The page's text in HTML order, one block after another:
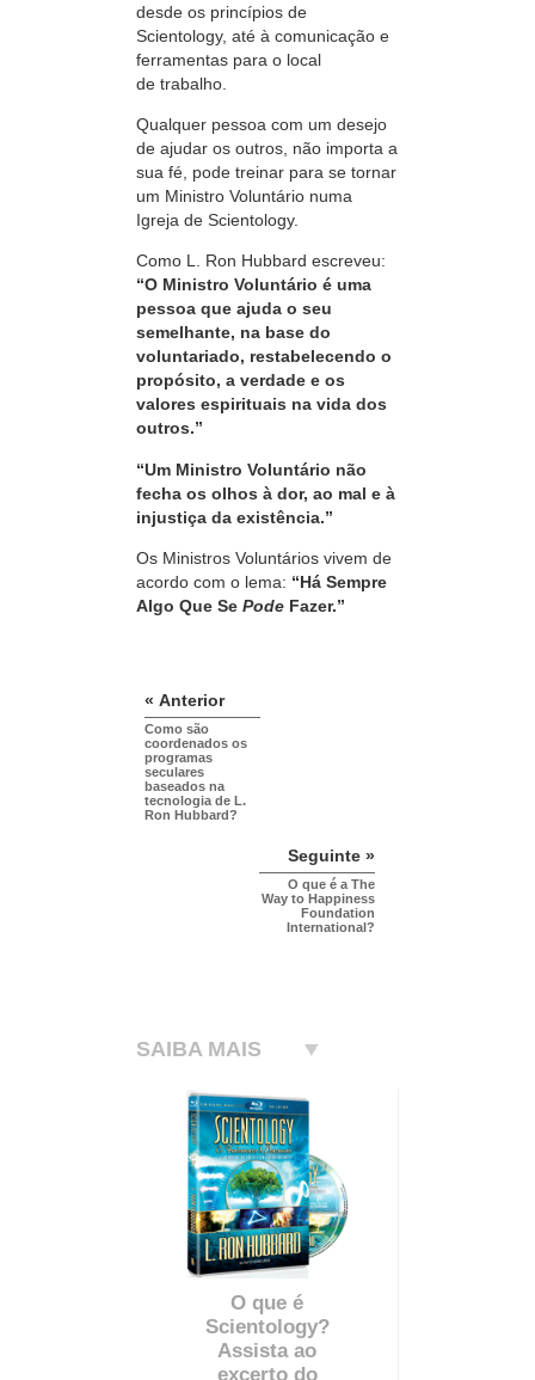
desde os princípios de
Scientology, até à comunicação e
ferramentas para o local
de trabalho.
Qualquer pessoa com um desejo
de ajudar os outros, não importa a
sua fé, pode treinar para se tornar
um Ministro Voluntário numa
Igreja de Scientology.
Como L. Ron Hubbard escreveu:
“O Ministro Voluntário é uma
pessoa que ajuda o seu
semelhante, na base do
voluntariado, restabelecendo o
propósito, a verdade e os
valores espirituais na vida dos
outros.”
“Um Ministro Voluntário não
fecha os olhos à dor, ao mal e à
injustiça da existência.”
Os Ministros Voluntários vivem de
acordo com o lema: “Há Sempre
Algo Que Se Pode Fazer.”
« Anterior
Como são
coordenados os
programas
seculares
baseados na
tecnologia de L.
Ron Hubbard?
Seguinte »
O que é a The
Way to Happiness
Foundation
International?
SAIBA MAIS
O que é
Scientology?
Assista ao
excerto do